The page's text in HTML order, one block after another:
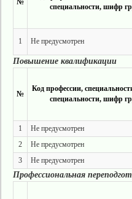
№
специальности, шифр
1 Не предусмотрен
Повышение квалификации
№
Код профессии,
специальности, шифр
1
Не предусмотрен
2
Не предусмотрен
3
Не предусмотрен
Профессиональная